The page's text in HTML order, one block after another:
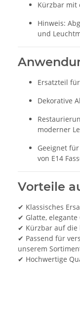
Kürzbar mit
Hinweis:
und
Ersatzteil für
Dekorative
moderner
Geeignet
von E14
Vorteile
✔ Klassisches
✔ Glatte,
✔ Kürzbar auf die
✔ Passend für
unserem
✔ Hochwertige